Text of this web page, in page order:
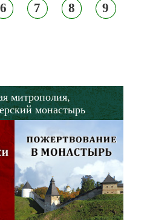
6 7 8 9
митрополия,
монастырь